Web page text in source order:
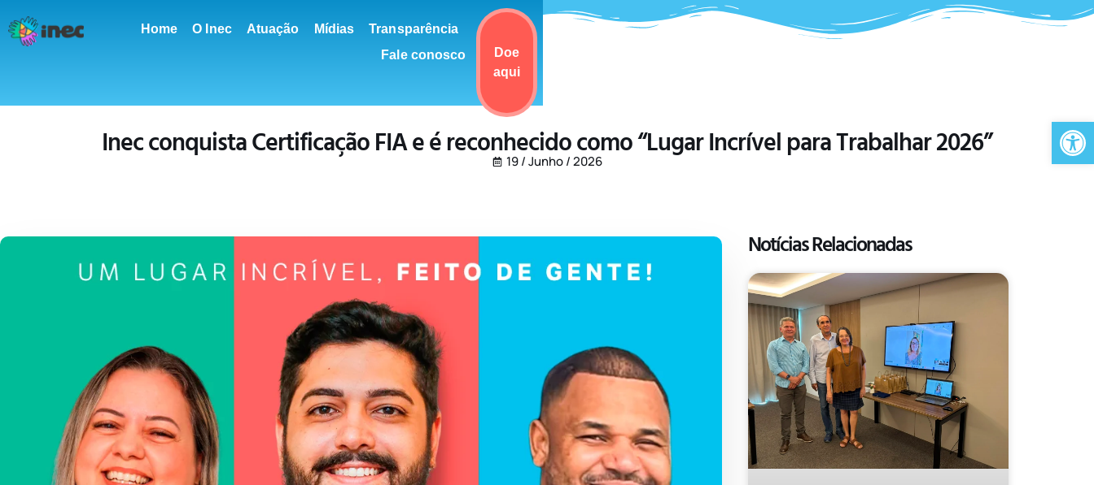
Home O Inec Atuação Mídias
Transparência
Fale conosco
Doe
aqui
Inec conquista Certificação FIA e é reconhecido como “Lugar Incrível para Trabalhar 2026”
19 / Junho / 2026
Notícias Relacionadas